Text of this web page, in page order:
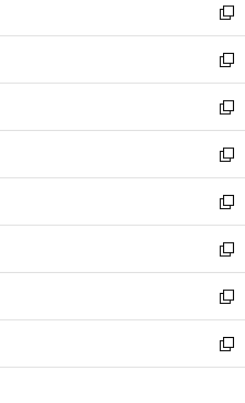
で
開
く
ド
ウ
で
開
く
ィ
ン
ド
ウ
で
開
く
い
ウ
ィ
ン
ド
ウ
で
開
く
新
し
い
ウ
ィ
ン
ド
ウ
で
開
く
新
し
い
ウ
ィ
ン
ド
ウ
で
開
く
新
し
い
ウ
ィ
ン
ド
ウ
で
開
く
新
し
い
ウ
ィ
ン
ド
ウ
で
開
新
し
い
ウ
ィ
ン
ド
ウ
新
し
い
ウ
ィ
ン
新
し
い
ウ
新
し